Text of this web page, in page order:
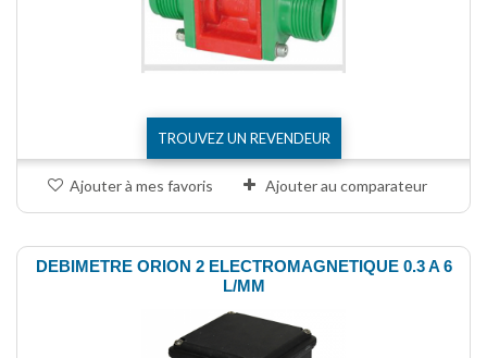
TROUVEZ UN REVENDEUR
Ajouter à mes favoris Ajouter au comparateur
DEBIMETRE ORION 2 ELECTROMAGNETIQUE 0.3 A 6
L/MM